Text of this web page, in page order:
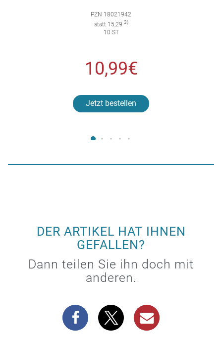
PZN 18021942
statt 15,29 3)
10 ST
10,99€
Jetzt bestellen
DER ARTIKEL HAT IHNEN
GEFALLEN?
Dann teilen Sie ihn doch mit
anderen.